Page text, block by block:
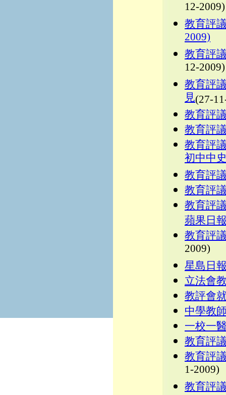
12-2009)
教育評
2009)
教育評
12-2009)
教育評
見(27-
教育評
教育評
教育評
初中中
教育評
教育評
教育評
蘋果日
教育評
2009)
星島日
立法會
教評會
中學教
一校一
教育評
教育評
1-2009)
教育評